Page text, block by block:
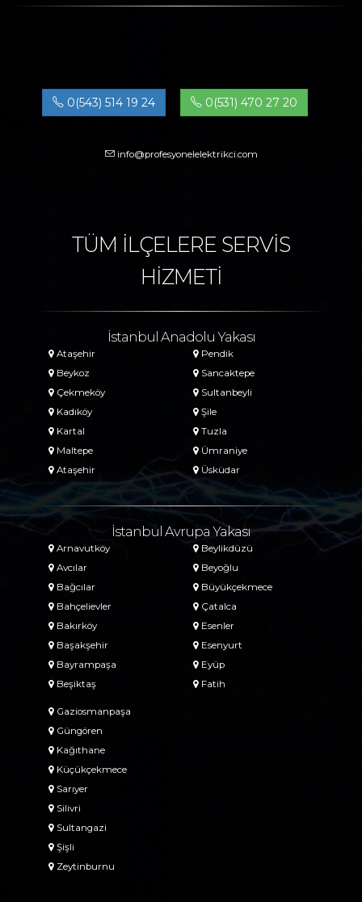
0(543) 514 19 24 0(531) 470 27 20
info@profesyonelelektrikci.com
TÜM İLÇELERE SERVİS
HİZMETİ
İstanbul Anadolu Yakası
Ataşehir
Beykoz
Çekmeköy
Kadıköy
Kartal
Maltepe
Ataşehir
Pendik
Sancaktepe
Sultanbeyli
Şile
Tuzla
Ümraniye
Üsküdar
İstanbul Avrupa Yakası
Arnavutköy
Avcılar
Bağcılar
Bahçelievler
Bakırköy
Başakşehir
Bayrampaşa
Beşiktaş
Beylikdüzü
Beyoğlu
Büyükçekmece
Çatalca
Esenler
Esenyurt
Eyüp
Fatih
Gaziosmanpaşa
Güngören
Kağıthane
Küçükçekmece
Sarıyer
Silivri
Sultangazi
Şişli
Zeytinburnu